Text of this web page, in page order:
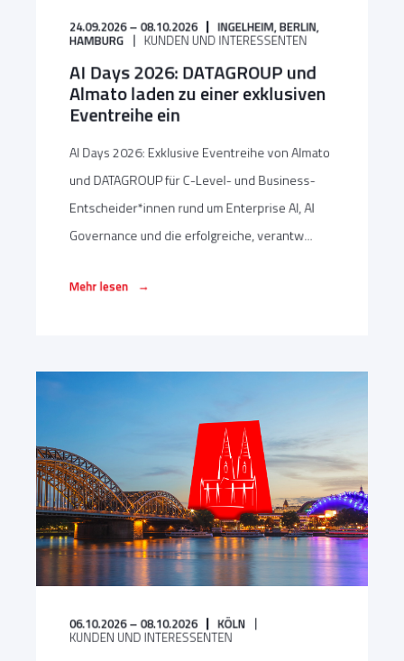
24.09.2026 – 08.10.2026 INGELHEIM,BERLIN,
HAMBURG KUNDEN UND INTERESSENTEN
AI Days 2026: DATAGROUP und
Almato laden zu einer exklusiven
Eventreihe ein
AI Days 2026: Exklusive Eventreihe von Almato
und DATAGROUP für C-Level- und Business-
Entscheider*innen rund um Enterprise AI, AI
Governance und die erfolgreiche, verantw...
Mehr lesen →
06.10.2026 – 08.10.2026 KÖLN
KUNDEN UND INTERESSENTEN